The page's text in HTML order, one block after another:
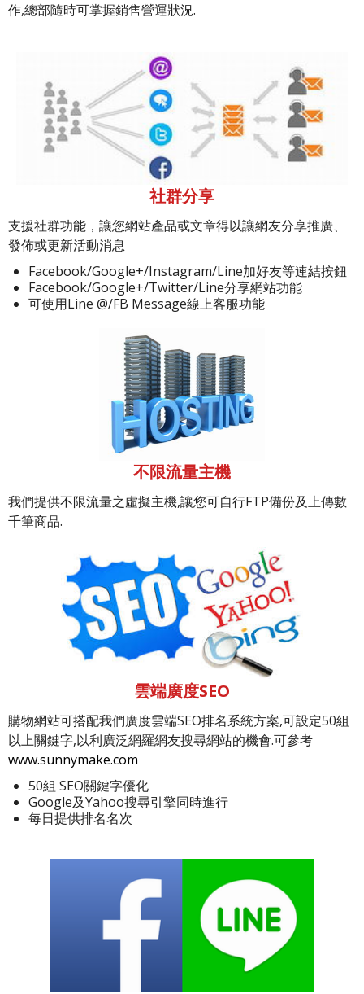
作,總部隨時可掌握銷售營運狀況.
社群分享
支援社群功能，讓您網站產品或文章得以讓網友分享推廣、
發佈或更新活動消息
Facebook/Google+/Instagram/Line加好友等連結按鈕
Facebook/Google+/Twitter/Line分享網站功能
可使用Line @/FB Message線上客服功能
不限流量主機
我們提供不限流量之虛擬主機,讓您可自行FTP備份及上傳數
千筆商品.
雲端廣度SEO
購物網站可搭配我們廣度雲端SEO排名系統方案,可設定50組
以上關鍵字,以利廣泛網羅網友搜尋網站的機會.可參考
www.sunnymake.com
50組 SEO關鍵字優化
Google及Yahoo搜尋引擎同時進行
每日提供排名名次